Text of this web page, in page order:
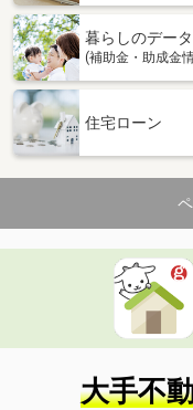
暮らしのデータ
(補助金・助成金
住宅ローン
大手不